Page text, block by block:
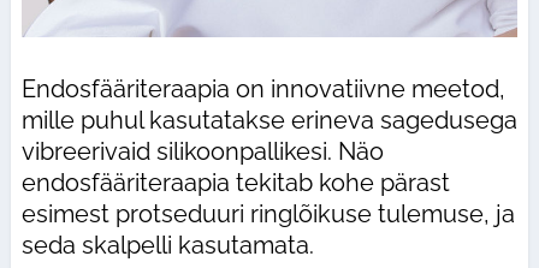
Endosfääriteraapia on innovatiivne meetod,
mille puhul kasutatakse erineva sagedusega
vibreerivaid silikoonpallikesi. Näo
endosfääriteraapia tekitab kohe pärast
esimest protseduuri ringlõikuse tulemuse, ja
seda skalpelli kasutamata.